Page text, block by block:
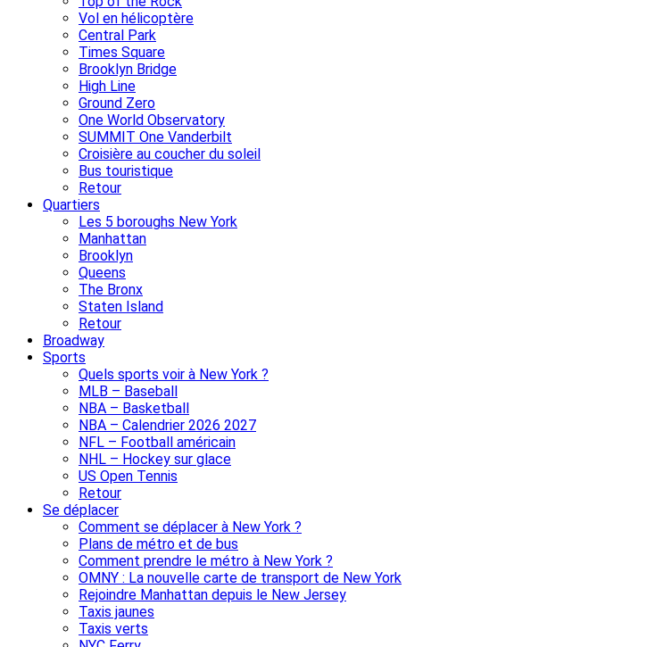
Vol en hélicoptère
Central Park
Times Square
Brooklyn Bridge
High Line
Ground Zero
One World Observatory
SUMMIT One Vanderbilt
Croisière au coucher du soleil
Bus touristique
Retour
Quartiers
Les 5 boroughs New York
Manhattan
Brooklyn
Queens
The Bronx
Staten Island
Retour
Broadway
Sports
Quels sports voir à New York ?
MLB – Baseball
NBA – Basketball
NBA – Calendrier 2026 2027
NFL – Football américain
NHL – Hockey sur glace
US Open Tennis
Retour
Se déplacer
Comment se déplacer à New York ?
Plans de métro et de bus
Comment prendre le métro à New York ?
OMNY : La nouvelle carte de transport de New York
Rejoindre Manhattan depuis le New Jersey
Taxis jaunes
Taxis verts